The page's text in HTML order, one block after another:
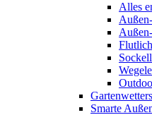
Alles
Smarte